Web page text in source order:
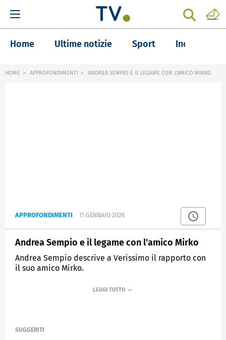
Home Ultime notizie Sport Inchieste
HOME APPROFONDIMENTI ANDREA SEMPIO E IL LEGAME CON L'AMICO MIRKO
APPROFONDIMENTI 11 GENNAIO 2026
Andrea Sempio e il legame con l'amico Mirko
Andrea Sempio descrive a Verissimo il rapporto con
il suo amico Mirko.
VERISSIMO
SUGGERITI